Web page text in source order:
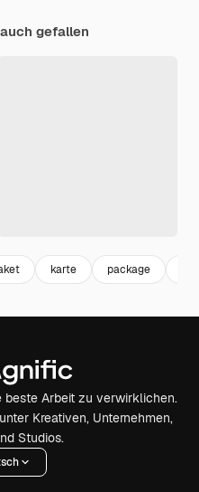
gefallen
karte package
beste Arbeit zu verwirklichen.
Kreativen, Unternehmen,
Studios.